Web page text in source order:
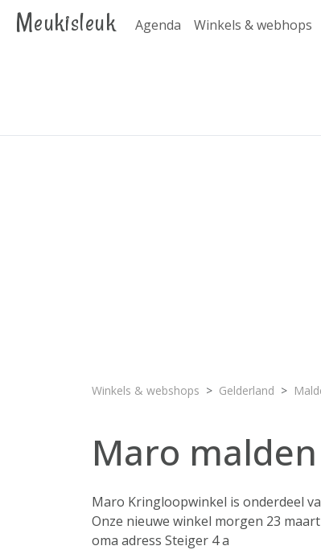
Meukisleuk Agenda Winkels & webhops
Winkels & webshops Gelderland
Maro malden
Maro Kringloopwinkel is onderdeel
Onze nieuwe winkel morgen 23
oma adress Steiger 4 a